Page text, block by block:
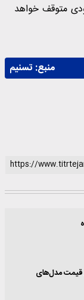
متوقف خواهد
منبع: تسنیم
شد/ قیمت مدل‌های